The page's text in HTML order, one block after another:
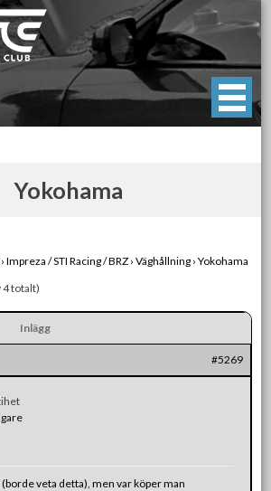
Club
Yokohama
› Impreza / STI Racing / BRZ › Väghållning › Yokohama
4 totalt)
Inlägg
#5269
veta detta), men var köper man